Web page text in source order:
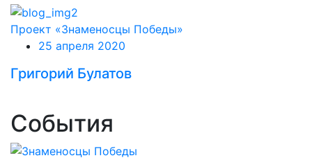
Проект «Знаменосцы Победы»
25 апреля 2020
Григорий Булатов
События